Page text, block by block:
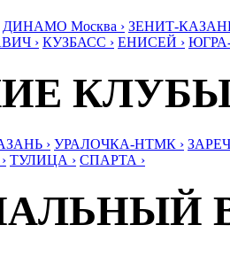
ДИНАМО Москва › ЗЕНИТ-
› КУЗБАСС › ЕНИСЕЙ ›
› УРАЛОЧКА-НТМК ›
ТУЛИЦА › СПАРТА ›